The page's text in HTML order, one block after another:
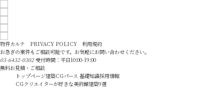
物件カルテ PRIVACY POLICY
利用規約
お急ぎの案件もご相談可能です。お気軽にお問い合わせください。
03-6432-0302 受付時間：平日10:00-19:00
無料お見積・ご相談
トップページ建築CGパース 基礎知識採用情報
CGクリエイターが好きな美術館建築9選